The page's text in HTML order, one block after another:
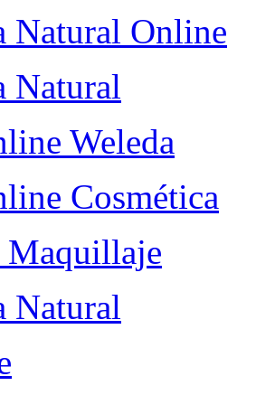
Natural Online
Natural
Weleda
Cosmética
Maquillaje
Natural